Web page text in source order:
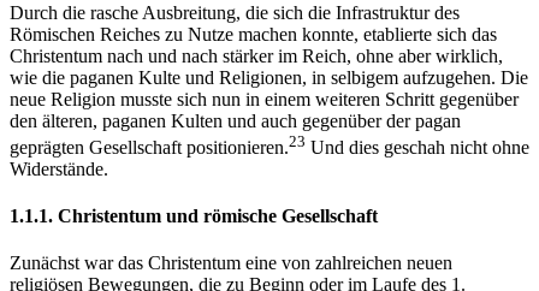
Durch die rasche Ausbreitung, die sich die Infrastruktur des
Römischen Reiches zu Nutze machen konnte, etablierte sich das
Christentum nach und nach stärker im Reich, ohne aber wirklich,
wie die paganen Kulte und Religionen, in selbigem aufzugehen. Die
neue Religion musste sich nun in einem weiteren Schritt gegenüber
den älteren, paganen Kulten und auch gegenüber der pagan
geprägten Gesellschaft positionieren.23 Und dies geschah nicht ohne
Widerstände.
1.1.1. Christentum und römische Gesellschaft
Zunächst war das Christentum eine von zahlreichen neuen
religiösen Bewegungen, die zu Beginn oder im Laufe des 1.